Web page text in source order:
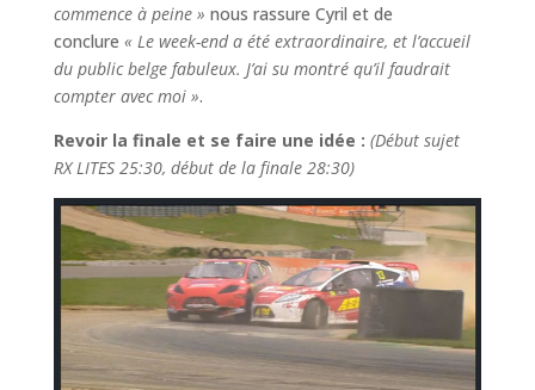
commence à peine » nous rassure Cyril et de
conclure « Le week-end a été extraordinaire, et l’accueil
du public belge fabuleux. J’ai su montré qu’il faudrait
compter avec moi ».
Revoir la finale et se faire une idée : (Début sujet
RX LITES 25:30, début de la finale 28:30)